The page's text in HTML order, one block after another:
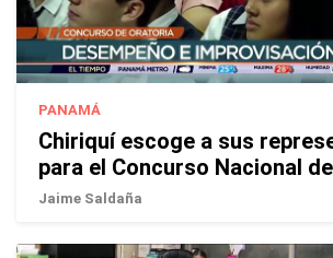
PANAMÁ
Chiriquí escoge a sus
para el Concurso Nacional
Jaime Saldaña